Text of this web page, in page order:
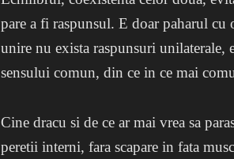
pare a fi raspunsul. E doar paharul cu
unire nu exista raspunsuri unilaterale,
sensului comun, din ce in ce mai
Cine dracu si de ce ar mai vrea sa
peretii interni, fara scapare in fata